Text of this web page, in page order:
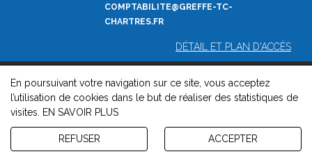
COMPTABILITE@GREFFE-TC-
CHARTRES.FR
DÉTAIL ET PLAN D'ACCÈS
© 2026, Greffe du Tribunal de Commerce de Chartres -
Mentions légales-Contact -Gestion des cookies-Politique de
confidentialité et de cookies
Version : 1.8.1
En poursuivant votre navigation sur ce site, vous acceptez
l’utilisation de cookies dans le but de réaliser des statistiques de
visites.
EN SAVOIR PLUS
REFUSER ACCEPTER